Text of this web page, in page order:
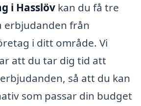
i Hasslöv kan du få tre
erbjudanden från
i ditt område. Vi
att du tar dig tid att
så att du kan
som passar din budget